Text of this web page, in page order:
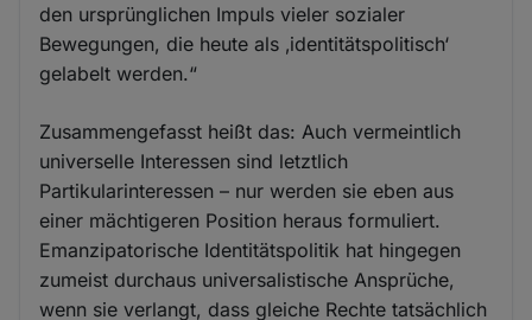
den ursprünglichen Impuls vieler sozialer
Bewegungen, die heute als ‚identitätspolitisch‘
gelabelt werden.“
Zusammengefasst heißt das: Auch vermeintlich
universelle Interessen sind letztlich
Partikularinteressen – nur werden sie eben aus
einer mächtigeren Position heraus formuliert.
Emanzipatorische Identitätspolitik hat hingegen
zumeist durchaus universalistische Ansprüche,
wenn sie verlangt, dass gleiche Rechte tatsächlich